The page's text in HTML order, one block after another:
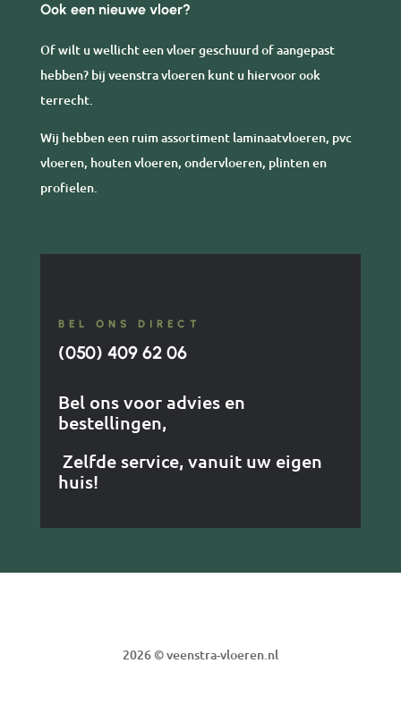
Ook een nieuwe vloer?
Of wilt u wellicht een vloer geschuurd of aangepast
hebben? bij veenstra vloeren kunt u hiervoor ook
terrecht.
Wij hebben een ruim assortiment laminaatvloeren, pvc
vloeren, houten vloeren, ondervloeren, plinten en
profielen.
BEL ONS DIRECT
(050) 409 62 06
Bel ons voor advies en
bestellingen,
Zelfde service, vanuit uw eigen
huis!
2026 © veenstra-vloeren.nl